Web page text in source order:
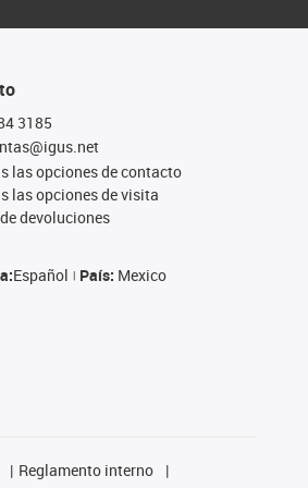
3185
las opciones de contacto
las opciones de visita
devoluciones
Español País: Mexico
Reglamento interno